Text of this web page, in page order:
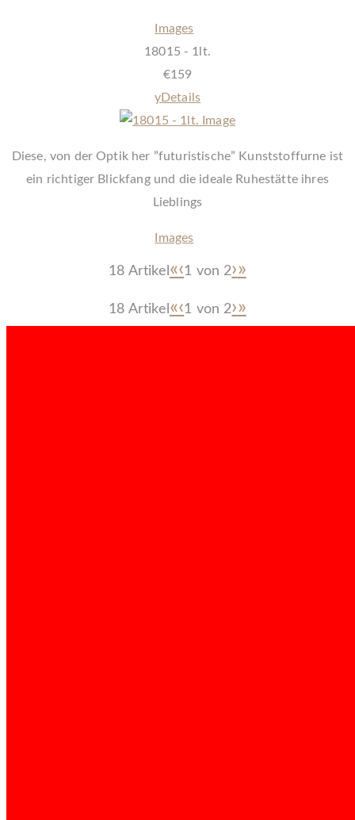
Images
18015 - 1lt.
€159
yDetails
Diese, von der Optik her ”futuristische” Kunststoffurne ist
ein richtiger Blickfang und die ideale Ruhestätte ihres
Lieblings
Images
18 Artikel «‹1 von 2›»
18 Artikel «‹1 von 2›»